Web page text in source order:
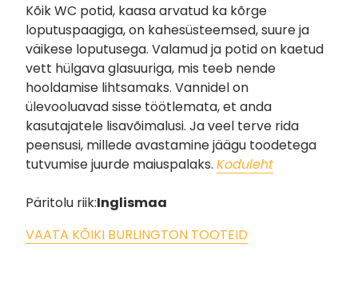
Kõik WC potid, kaasa arvatud ka kõrge
loputuspaagiga, on kahesüsteemsed, suure ja
väikese loputusega. Valamud ja potid on kaetud
vett hülgava glasuuriga, mis teeb nende
hooldamise lihtsamaks. Vannidel on
ülevooluavad sisse töötlemata, et anda
kasutajatele lisavõimalusi. Ja veel terve rida
peensusi, millede avastamine jäägu toodetega
tutvumise juurde maiuspalaks. Koduleht
Päritolu riik:Inglismaa
VAATA KÕIKI BURLINGTON TOOTEID